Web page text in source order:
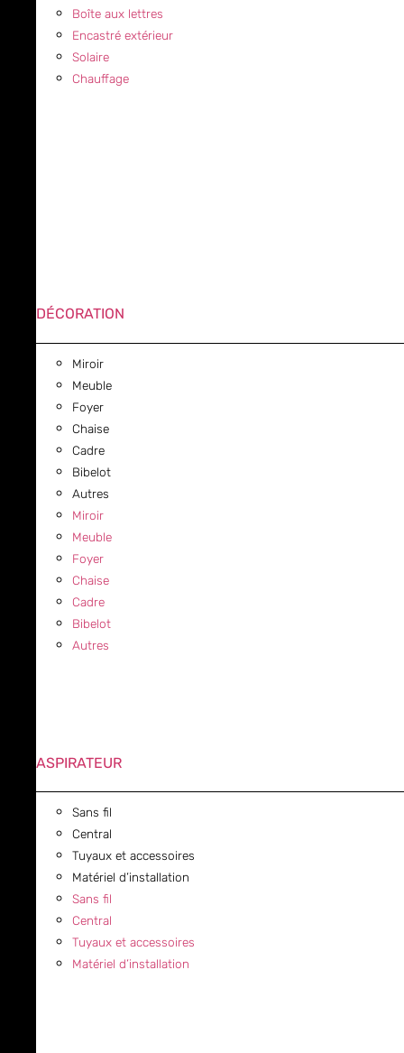
Boîte aux lettres
Encastré extérieur
Solaire
Chauffage
DÉCORATION
Miroir
Meuble
Foyer
Chaise
Cadre
Bibelot
Autres
Miroir
Meuble
Foyer
Chaise
Cadre
Bibelot
Autres
ASPIRATEUR
Sans fil
Central
Tuyaux et accessoires
Matériel d’installation
Sans fil
Central
Tuyaux et accessoires
Matériel d’installation